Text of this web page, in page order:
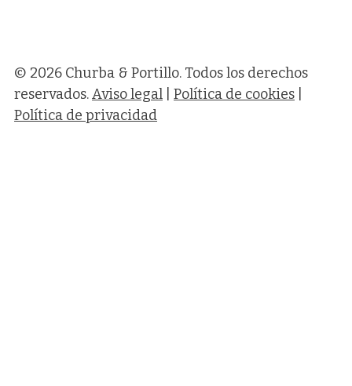
© 2026 Churba & Portillo. Todos los derechos
reservados.Aviso legal Política de cookies
Política de privacidad